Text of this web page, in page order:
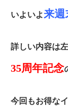
いよいよ来週
詳しい内容は
35周年記念
今回もお得な